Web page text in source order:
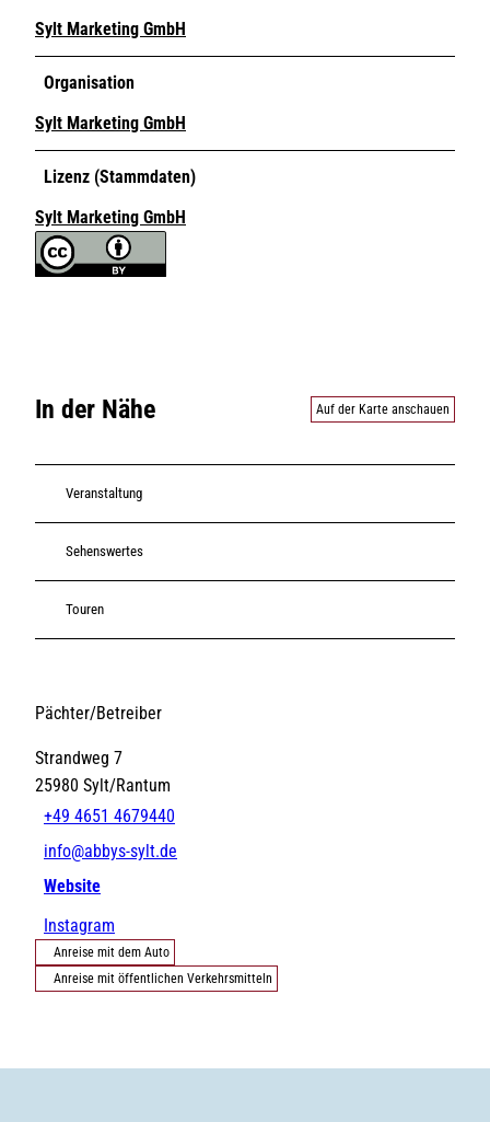
Sylt Marketing GmbH
Organisation
Sylt Marketing GmbH
Lizenz (Stammdaten)
Sylt Marketing GmbH
In der Nähe Auf der Karte anschauen
Veranstaltung
Sehenswertes
Touren
Pächter/Betreiber
Strandweg 7
25980 Sylt/Rantum
+49 4651 4679440
info@abbys-sylt.de
Website
Instagram
Anreise mit dem Auto
Anreise mit öffentlichen Verkehrsmitteln